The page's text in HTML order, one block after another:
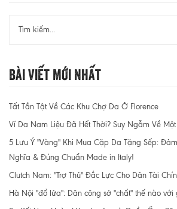
Bài Viết Mới Nhất
Tất Tần Tật Về Các Khu Chợ Da Ở Florence
Ví Da Nam Liệu Đã Hết Thời? Suy Ngẫm Về Một
5 Lưu Ý "Vàng" Khi Mua Cặp Da Tặng Sếp:
Nghĩa & Đúng Chuẩn Made in Italy!
Clutch Nam: "Trợ Thủ" Đắc Lực Cho Dân Tài
Hà Nội "đổ lửa": Dân công sở "chất" thế nào với